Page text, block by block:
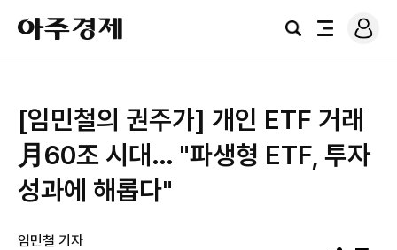
아
주
경
검
전
로
그
[임민철의 권주가] 개인 ETF 거래
月60조 시대… "파생형 ETF, 투자
성과에 해롭다"
임민철 기자